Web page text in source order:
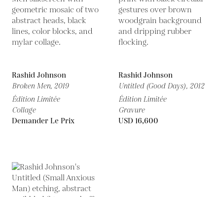
Rashid Johnson
Broken Men, 2019
Édition Limitée
Collage
Demander Le Prix
Rashid Johnson
Untitled (Good Days), 2012
Édition Limitée
Gravure
USD 16,600